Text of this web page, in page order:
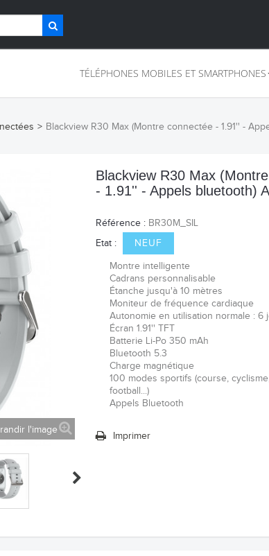
TÉLÉPHONES MOBILES ET SMARTPHONES
> Blackview R30 Max (Montre connectée - 1.91'' -
l'image
Blackview R30 Max
- 1.91'' - Appels bluetooth)
Référence : BR30M_SIL
Etat :
NEUF
Montre intelligente
Cadrans personnalisable
Étanche jusqu'à 10 mètres
Moniteur de fréquence cardiaque
Autonomie en utilisation normale : 6
Écran 1.91'' TFT
Batterie Li-Po 350 mAh
Bluetooth 5.3
Charge magnétique
100 modes sportifs (course,
football...)
Appels Bluetooth
Imprimer